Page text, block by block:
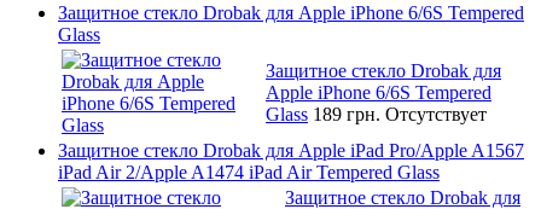
Защитное стекло Drobak для Apple iPhone 6/6S Tempered
Glass
Защитное стекло Drobak для
Apple iPhone 6/6S Tempered
Glass 189 грн. Отсутствует
Защитное стекло Drobak для Apple iPad Pro/Apple A1567
iPad Air 2/Apple A1474 iPad Air Tempered Glass
Защитное стекло Drobak для